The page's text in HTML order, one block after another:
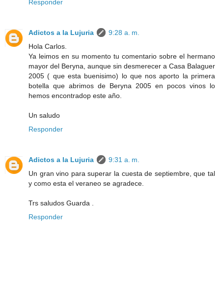
Responder
Adictos a la Lujuria
9:28 a. m.
Hola Carlos.
Ya leimos en su momento tu comentario sobre el hermano
mayor del Beryna, aunque sin desmerecer a Casa Balaguer
2005 ( que esta buenisimo) lo que nos aporto la primera
botella que abrimos de Beryna 2005 en pocos vinos lo
hemos encontradop este año.
Un saludo
Responder
Adictos a la Lujuria
9:31 a. m.
Un gran vino para superar la cuesta de septiembre, que tal
y como esta el veraneo se agradece.
Trs saludos Guarda .
Responder